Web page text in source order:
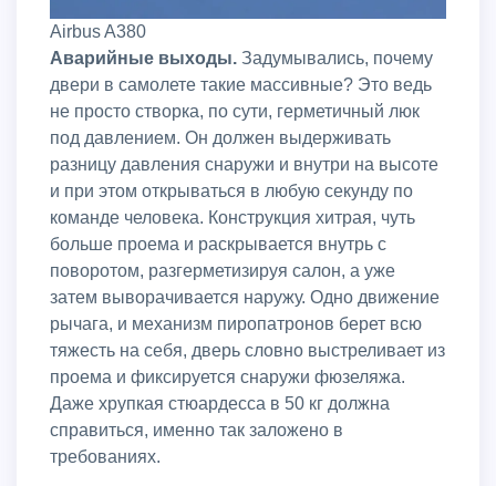
Airbus A380
Аварийные выходы. Задумывались, почему
двери в самолете такие массивные? Это ведь
не просто створка, по сути, герметичный люк
под давлением. Он должен выдерживать
разницу давления снаружи и внутри на высоте
и при этом открываться в любую секунду по
команде человека. Конструкция хитрая, чуть
больше проема и раскрывается внутрь с
поворотом, разгерметизируя салон, а уже
затем выворачивается наружу. Одно движение
рычага, и механизм пиропатронов берет всю
тяжесть на себя, дверь словно выстреливает из
проема и фиксируется снаружи фюзеляжа.
Даже хрупкая стюардесса в 50 кг должна
справиться, именно так заложено в
требованиях.